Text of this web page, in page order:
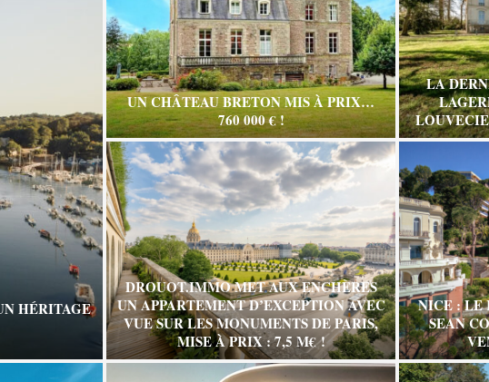
HÉRITAGE
UN CHÂTEAU BRETON MIS À PRIX…
760 000 € !
LA
DROUOT.IMMO MET AUX ENCHÈRES
UN APPARTEMENT D’EXCEPTION AVEC
VUE SUR LES MONUMENTS DE PARIS,
MISE À PRIX : 7,5 M€ !
NICE : LE
SEAN